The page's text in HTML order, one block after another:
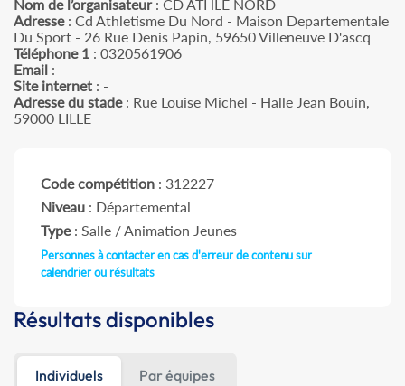
Nom de l’organisateur: CD ATHLE NORD
Adresse: Cd Athletisme Du Nord - Maison Departementale
Du Sport - 26 Rue Denis Papin, 59650 Villeneuve D'ascq
Téléphone 1 : 0320561906
Email : -
Site internet : -
Adresse du stade: Rue Louise Michel - Halle Jean Bouin,
59000 LILLE
Code compétition : 312227
Niveau : Départemental
Type: Salle / Animation Jeunes
Personnes à contacter en cas d'erreur de contenu sur
calendrier ou résultats
Résultats disponibles
Individuels Par équipes